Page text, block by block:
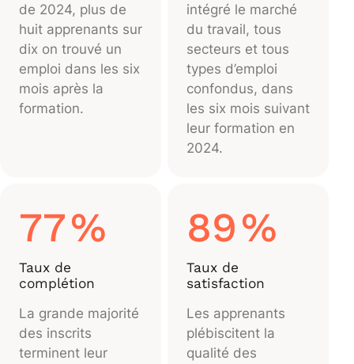
de 2024, plus de
huit apprenants sur
dix on trouvé un
emploi dans les six
mois après la
formation.
intégré le marché
du travail, tous
secteurs et tous
types d’emploi
confondus, dans
les six mois suivant
leur formation en
2024.
77%
Taux de
complétion
La grande majorité
des inscrits
terminent leur
89%
Taux de
satisfaction
Les apprenants
plébiscitent la
qualité des